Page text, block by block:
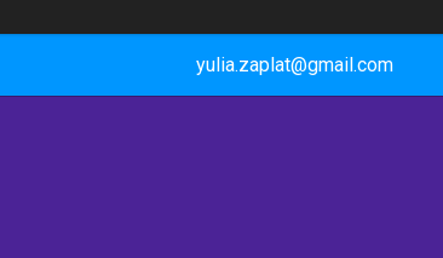
yulia.zaplat@gmail.com